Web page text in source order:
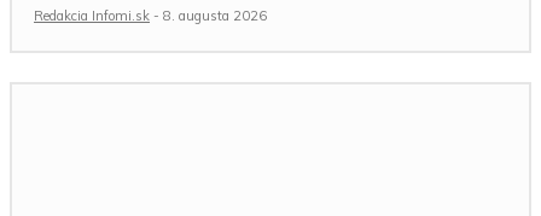
Redakcia Infomi.sk - 8. augusta 2026